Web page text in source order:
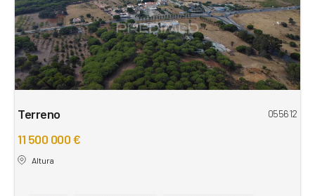
Terreno 055612
11 500 000 €
Altura